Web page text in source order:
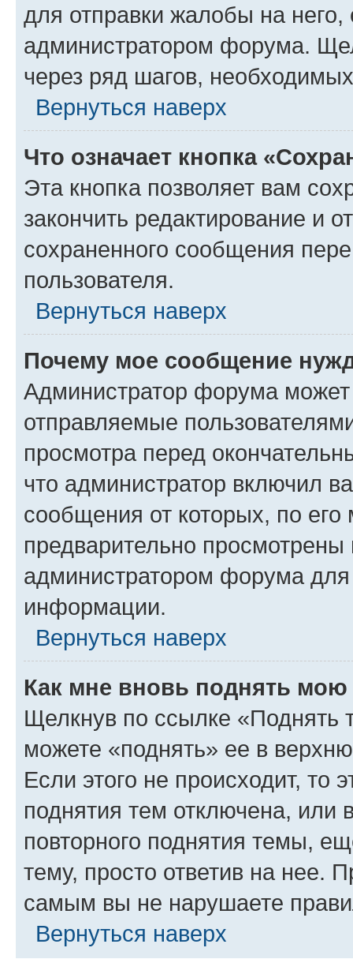
для отправки жалобы на
администратором форума.
через ряд шагов,
Вернуться наверх
Что означает кнопка
Эта кнопка позволяет вам
закончить редактирование и
сохраненного сообщения
пользователя.
Вернуться наверх
Почему мое сообщение
Администратор форума
отправляемые
просмотра перед
что администратор включил
сообщения от которых, по
предварительно
администратором форума
информации.
Вернуться наверх
Как мне вновь поднять мою
Щелкнув по ссылке «Поднять
можете «поднять» ее в
Если этого не происходит, то
поднятия тем отключена, или
повторного поднятия темы,
тему, просто ответив на нее.
самым вы не нарушаете
Вернуться наверх